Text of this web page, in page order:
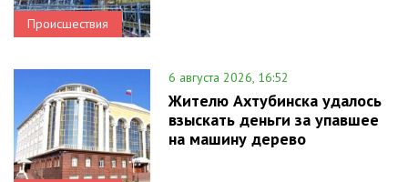
Происшествия
6 августа 2026, 16:52
Жителю Ахтубинска удалось
взыскать деньги за упавшее
на машину дерево